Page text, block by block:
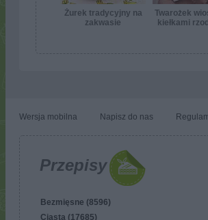
Żurek tradycyjny na
zakwasie
Twarożek
kiełkami
Wersja mobilna Napisz do nas
Przepisy
Bezmięsne (8596)
Ciasta (17685)